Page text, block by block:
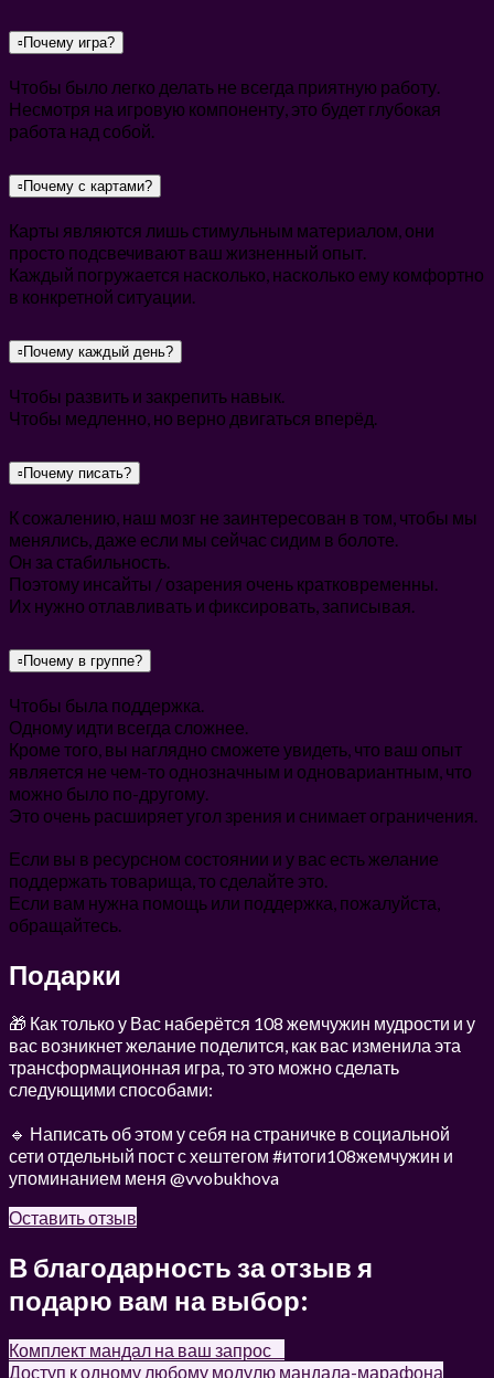
▫️Почему игра?
Чтобы было легко делать не всегда приятную работу.
Несмотря на игровую компоненту, это будет глубокая
работа над собой.
▫️Почему с картами?
Карты являются лишь стимульным материалом, они
просто подсвечивают ваш жизненный опыт.
Каждый погружается насколько, насколько ему комфортно
в конкретной ситуации.
▫️Почему каждый день?
Чтобы развить и закрепить навык.
Чтобы медленно, но верно двигаться вперёд.
▫️Почему писать?
К сожалению, наш мозг не заинтересован в том, чтобы мы
менялись, даже если мы сейчас сидим в болоте.
Он за стабильность.
Поэтому инсайты / озарения очень кратковременны.
Их нужно отлавливать и фиксировать, записывая.
▫️Почему в группе?
Чтобы была поддержка.
Одному идти всегда сложнее.
Кроме того, вы наглядно сможете увидеть, что ваш опыт
является не чем-то однозначным и одновариантным, что
можно было по-другому.
Это очень расширяет угол зрения и снимает ограничения.
Если вы в ресурсном состоянии и у вас есть желание
поддержать товарища, то сделайте это.
Если вам нужна помощь или поддержка, пожалуйста,
обращайтесь.
Подарки
🎁 Как только у Вас наберётся 108 жемчужин мудрости и у
вас возникнет желание поделится, как вас изменила эта
трансформационная игра, то это можно сделать
следующими способами:⠀
🔹 Написать об этом у себя на страничке в социальной
сети отдельный пост с хештегом #итоги108жемчужин и
упоминанием меня @vvobukhova⠀
Оставить отзыв
В благодарность за отзыв я
подарю вам на выбор:⠀
Комплект мандал на ваш запрос⠀
Доступ к одному любому модулю мандала-марафона